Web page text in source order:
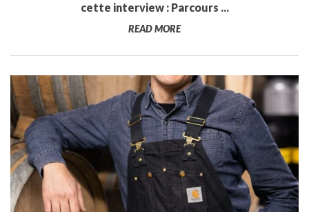
cette interview : Parcours ...
READ MORE